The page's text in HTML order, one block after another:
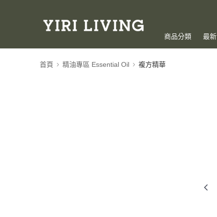
商品分類 最
首頁 精油專區 Essential Oil 複方精華